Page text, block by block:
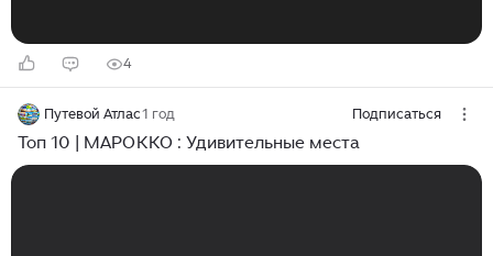
4
Путевой Атлас1 год Подписаться
Топ 10 | МАРОККО : Удивительные места